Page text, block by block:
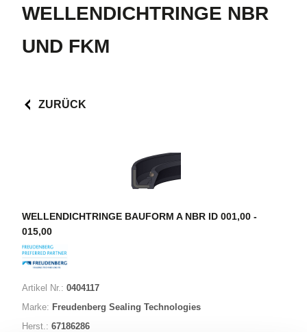
WELLENDICHTRINGE NBR
UND FKM
ZURÜCK
WELLENDICHTRINGE BAUFORM A NBR ID 001,00 -
015,00
Artikel Nr.: 0404117
Marke: Freudenberg Sealing Technologies
Herst.: 67186286